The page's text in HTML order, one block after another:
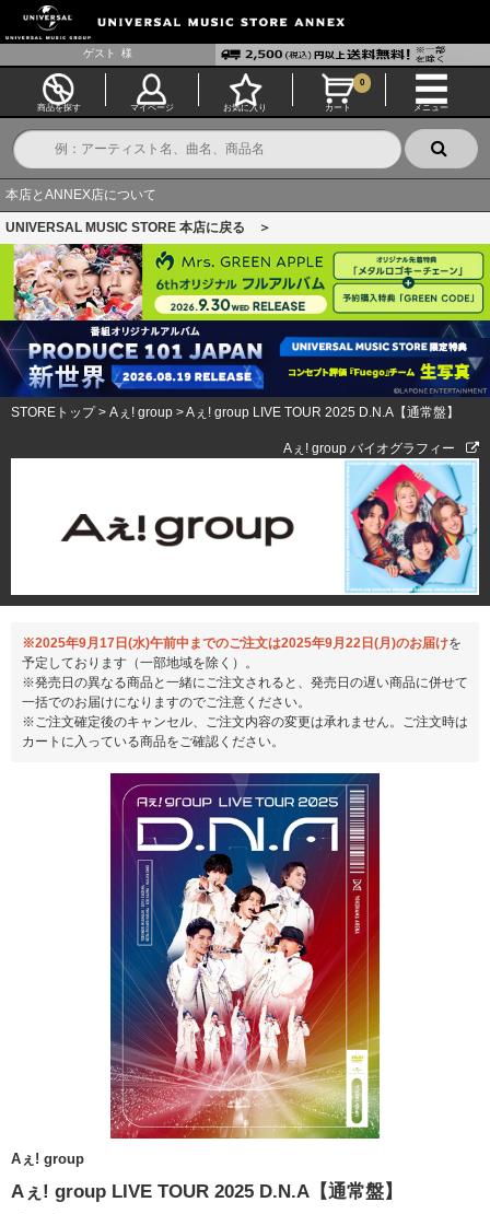
ゲスト 様
商品を探す マイページ お気に入り カート
0
メニュー
本店とANNEX店について
UNIVERSAL MUSIC STORE 本店に戻る ＞
STOREトップ> Aぇ! group >Aぇ! group LIVE TOUR 2025 D.N.A【通常盤】
Aぇ! group バイオグラフィー
※2025年9月17日(水)午前中までのご注文は2025年9月22日(月)のお届けを
予定しております（一部地域を除く）。
※発売日の異なる商品と一緒にご注文されると、発売日の遅い商品に併せて
一括でのお届けになりますのでご注意ください。
※ご注文確定後のキャンセル、ご注文内容の変更は承れません。ご注文時は
カートに入っている商品をご確認ください。
Aぇ! group
Aぇ! group LIVE TOUR 2025 D.N.A【通常盤】